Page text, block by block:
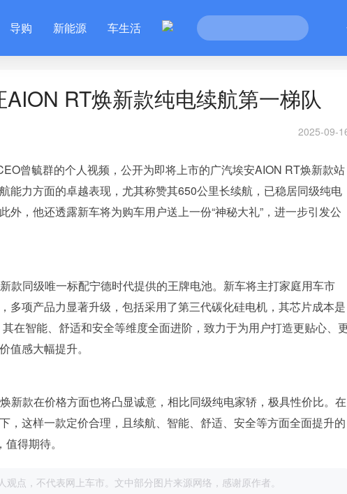
导购 新能源 车生活
RT焕新款纯电续航第一梯队
2025-09-
曾毓群的个人视频，公开为即将上市的广汽埃安AION RT焕新款站
能力方面的卓越表现，尤其称赞其650公里长续航，已稳居同级纯电
外，他还透露新车将为购车用户送上一份“神秘大礼”，进一步引发公
款同级唯一标配宁德时代提供的王牌电池。新车将主打家庭用车市
多项产品力显著升级，包括采用了第三代碳化硅电机，其芯片成本是
在智能、舒适和安全等维度全面进阶，致力于为用户打造更贴心、
值感大幅提升。
新款在价格方面也将凸显诚意，相比同级纯电家轿，极具性价比。在
，这样一款定价合理，且续航、智能、舒适、安全等方面全面提升的
得期待。
点，不代表网上车市。文中部分图片来源网络，感谢原作者。